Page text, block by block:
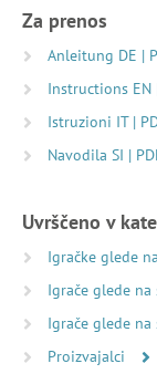
Za prenos
Anleitung DE |
Instructions EN
Istruzioni IT |
Navodila SI |
Uvrščeno v
Igračke glede
Igrače glede na
Igrače glede na
Proizvajalci